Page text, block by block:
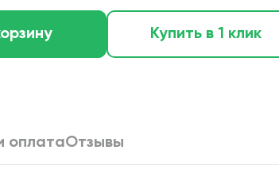
Купить в 1 клик
оплатаОтзывы